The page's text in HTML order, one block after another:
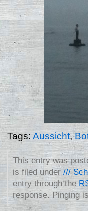
Tags: Aussicht,
This entry was
is filed under///
entry through the
response. Pinging